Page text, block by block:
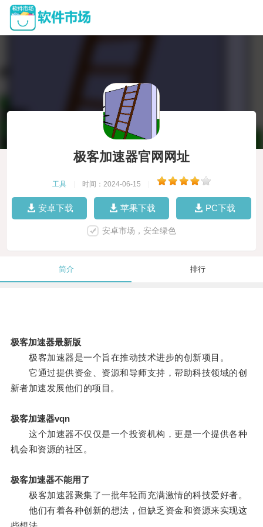
极客加速器官网网址
工具 时间：2024-06-15
安卓下载 苹果下载 PC下载
安卓市场，安全绿色
简介 排行
极客加速器最新版
极客加速器是一个旨在推动技术进步的创新项目。
它通过提供资金、资源和导师支持，帮助科技领域的创
新者加速发展他们的项目。
极客加速器vqn
这个加速器不仅仅是一个投资机构，更是一个提供各种
机会和资源的社区。
极客加速器不能用了
极客加速器聚集了一批年轻而充满激情的科技爱好者。
他们有着各种创新的想法，但缺乏资金和资源来实现这